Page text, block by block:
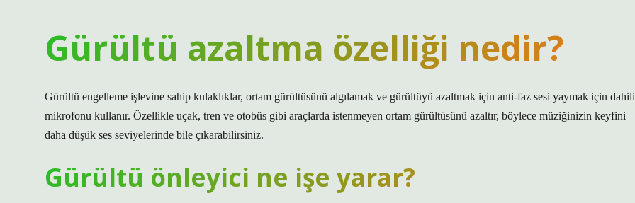
Gürültü azaltma özelliği nedir?
Gürültü engelleme işlevine sahip kulaklıklar, ortam gürültüsünü algılamak ve gürültüyü azaltmak için anti-faz sesi yaymak için dahili
mikrofonu kullanır. Özellikle uçak, tren ve otobüs gibi araçlarda istenmeyen ortam gürültüsünü azaltır, böylece müziğinizin keyfini
daha düşük ses seviyelerinde bile çıkarabilirsiniz.
Gürültü önleyici ne işe yarar?